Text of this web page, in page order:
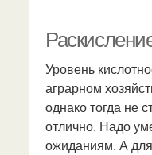
Уровень
аграрном
однако тогда не
отлично. Надо
ожиданиям. А для